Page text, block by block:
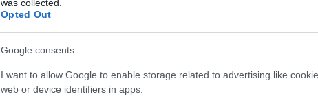
was collected.
Opted Out
Google consents
I want to allow Google to enable storage related to advertising like
web or device identifiers in apps.